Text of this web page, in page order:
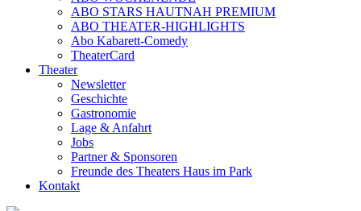
ABO STARS HAUTNAH PREMIUM
ABO THEATER-HIGHLIGHTS
Abo Kabarett-Comedy
TheaterCard
Theater
Newsletter
Geschichte
Gastronomie
Lage & Anfahrt
Jobs
Partner & Sponsoren
Freunde des Theaters Haus im Park
Kontakt